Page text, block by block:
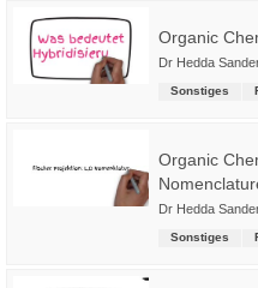
Organic
Dr Hedda
Sonstiges
Organic
Dr Hedda
Sonstiges